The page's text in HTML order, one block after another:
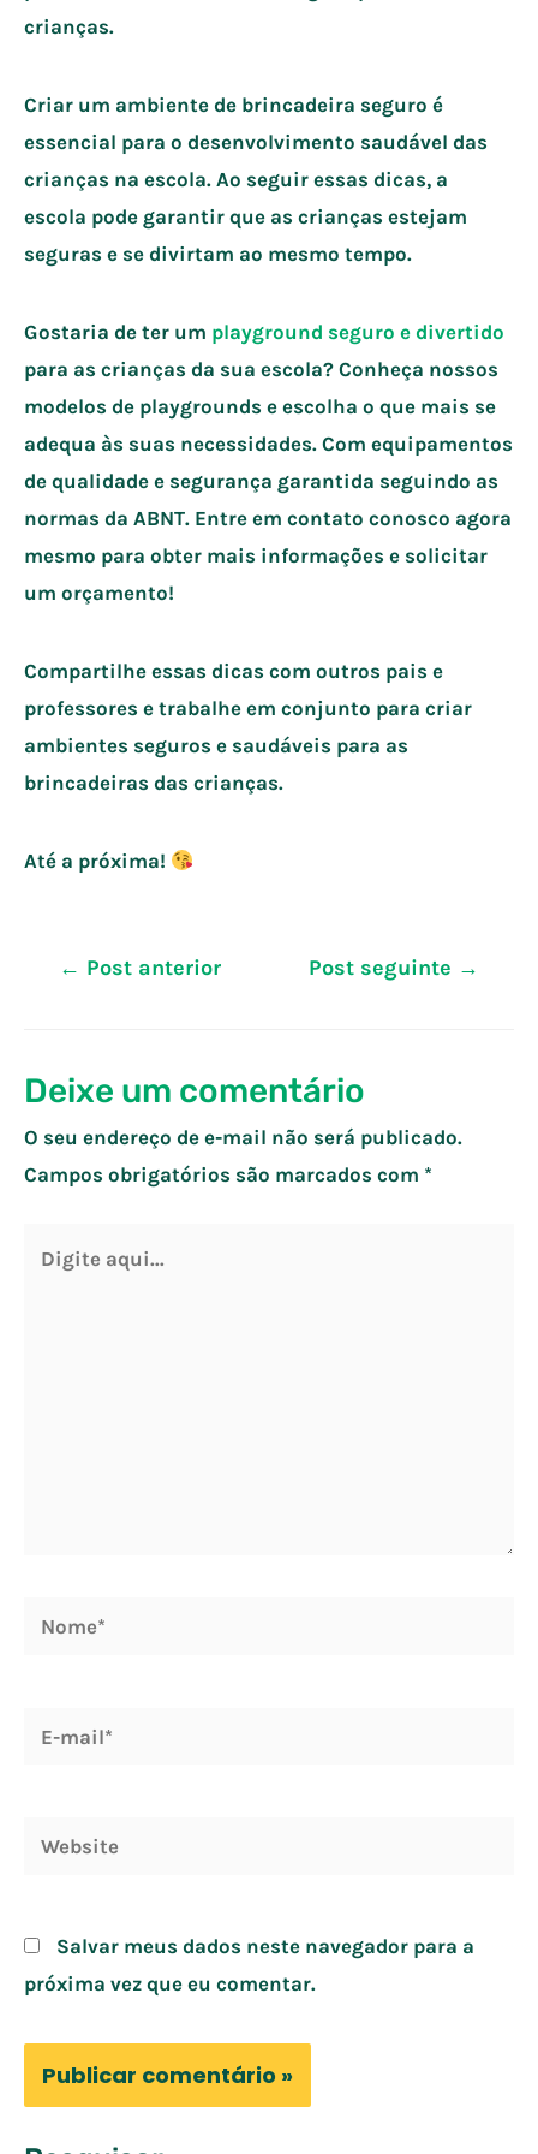
crianças.
Criar um ambiente de brincadeira seguro é
essencial para o desenvolvimento saudável das
crianças na escola. Ao seguir essas dicas, a
escola pode garantir que as crianças estejam
seguras e se divirtam ao mesmo tempo.
Gostaria de ter um playground seguro e divertido
para as crianças da sua escola? Conheça nossos
modelos de playgrounds e escolha o que mais se
adequa às suas necessidades. Com equipamentos
de qualidade e segurança garantida seguindo as
normas da ABNT. Entre em contato conosco agora
mesmo para obter mais informações e solicitar
um orçamento!
Compartilhe essas dicas com outros pais e
professores e trabalhe em conjunto para criar
ambientes seguros e saudáveis para as
brincadeiras das crianças.
Até a próxima!
Navegação
← Post anterior Post seguinte →
Deixe um comentário
O seu endereço de e-mail não será publicado.
Campos obrigatórios são marcados com *
aqui...
Nome*
Website
Salvar meus dados neste navegador para a
próxima vez que eu comentar.